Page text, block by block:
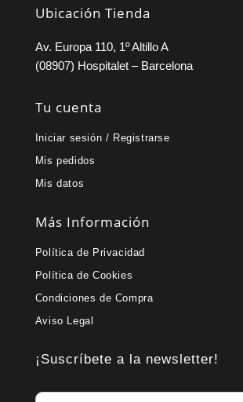
Ubicación Tienda
Av. Europa 110, 1º Altillo A
(08907) Hospitalet – Barcelona
Tu cuenta
Iniciar sesión / Registrarse
Mis pedidos
Mis datos
Más Información
Política de Privacidad
Política de Cookies
Condiciones de Compra
Aviso Legal
¡Suscríbete a la newsletter!